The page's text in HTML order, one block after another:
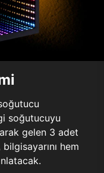
soğutucuyu
gelen 3 adet
hem